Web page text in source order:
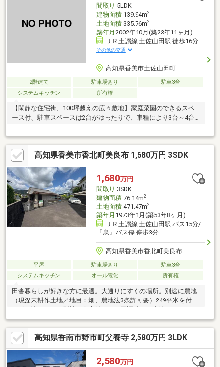
間取り 5LDK
建物面積139.94m2
土地面積335.76m2
築年月 2002年10月(築23年11ヶ月)
ＪＲ土讃線 土佐山田駅 徒歩16分
その他の交通
高知県香美市土佐山田町
2階建て 駐車場あり
駐車3台
システムキッチン
所有権
【閑静な住宅街、100坪越えの広々敷地】家庭菜園のできるスペ
ース付、駐車スペースは2台がゆったりで、車種により3台～4台
程度可能です。カーポートがついて雨の日も安心して乗り降りで
きます。前面道路は6mあり、出入りも楽々です
高知県香美市香北町美良布 1,680万円 3SDK
1,680万円
間取り 3SDK
建物面積76.14m2
土地面積471.47m2
築年月 1973年1月(築53年8ヶ月)
ＪＲ土讃線 土佐山田駅 バス15分/
「泉」バス停 停歩3分
高知県香美市香北町美良布
平屋 駐車場あり
駐車3台
システムキッチン
オール電化 所有権
田舎暮らしが好きな方に最適。大通りにすぐの場所。別途に農地
（現況未耕作土地／地目：畑、農地法3条許可要）249平米を付け
高知県香南市野市町父養寺 2,580万円 3LDK
2,580万円